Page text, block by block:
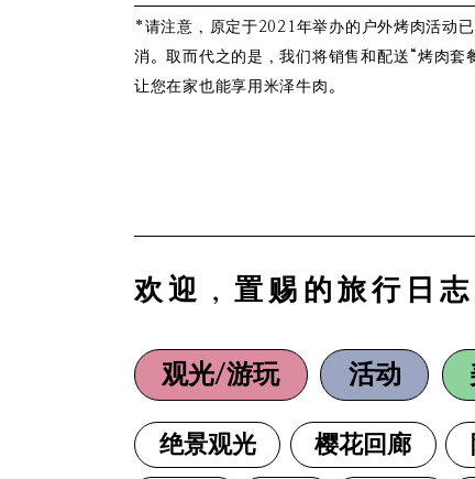
*请注意，原定于2021年举办的户外烤肉活动已
消。取而代之的是，我们将销售和配送“烤肉套
让您在家也能享用米泽牛肉。
欢迎，置赐的旅行日志
观光/游玩 活动
绝景观光 樱花回廊